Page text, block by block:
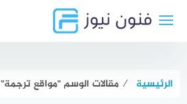
الرئيسية ⁄ مقالات الوسم "مواقع ترجمة"